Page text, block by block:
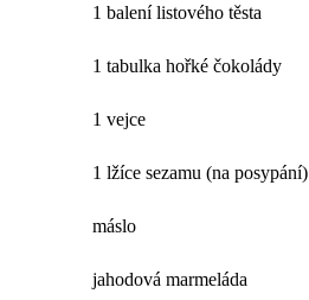
1 balení listového těsta
1 tabulka hořké čokolády
1 vejce
1 lžíce sezamu (na posypání)
máslo
jahodová marmeláda